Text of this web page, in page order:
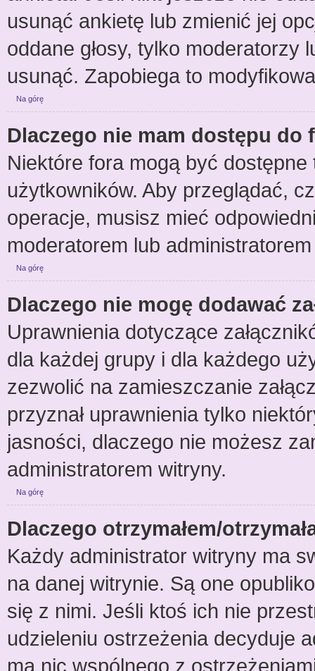
usunąć ankietę lub zmienić jej
oddane głosy, tylko moderatorzy
usunąć. Zapobiega to
Na górę
Dlaczego nie mam dostępu do
Niektóre fora mogą być
użytkowników. Aby przeglądać,
operacje, musisz mieć
moderatorem lub
Na górę
Dlaczego nie mogę dodawać
Uprawnienia dotyczące
dla każdej grupy i dla każdego
zezwolić na zamieszczanie
przyznał uprawnienia tylko
jasności, dlaczego nie możesz
administratorem witryny.
Na górę
Dlaczego otrzymałem/
Każdy administrator witryny ma
na danej witrynie. Są one
się z nimi. Jeśli ktoś ich nie
udzieleniu ostrzeżenia decyduje
ma nic wspólnego z